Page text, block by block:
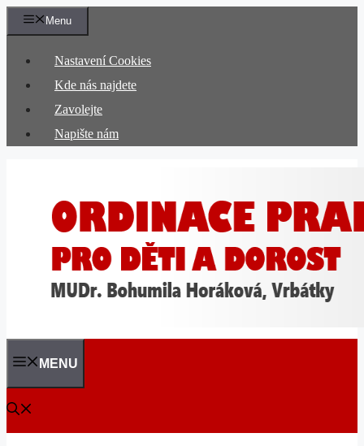
Přeskočit
Menu
Nastavení Cookies
Kde nás najdete
Zavolejte
Napište nám
MENU